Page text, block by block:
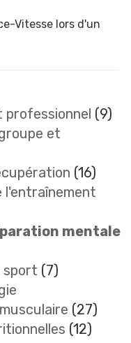
Vitesse lors d'un
professionnel (9)
et
(16)
l'entraînement
mentale
sport (7)
(27)
(12)